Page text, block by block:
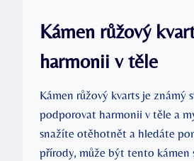
Kámen růžový
harmonii v těle
Kámen růžový kvarts je známý
podporovat harmonii v těle a
snažíte otěhotnět a hledáte
přírody, může být tento kámen